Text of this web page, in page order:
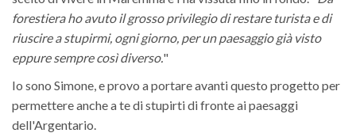
forestiera ho avuto il grosso privilegio di restare turista e di
riuscire a stupirmi, ogni giorno, per un paesaggio già visto
eppure sempre così diverso."
Io sono Simone, e provo a portare avanti questo progetto per
permettere anche a te di stupirti di fronte ai paesaggi
dell'Argentario.